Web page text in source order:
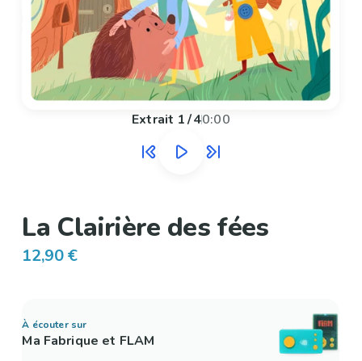
Extrait 1/40:00
La Clairière des fées
12,90 €
À écouter sur
Ma Fabrique et FLAM